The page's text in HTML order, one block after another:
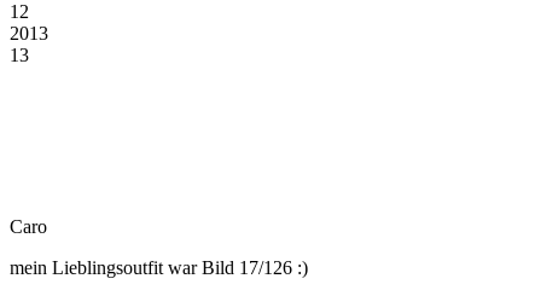
12
2013
13
Caro
mein Lieblingsoutfit war Bild 17/126 :)